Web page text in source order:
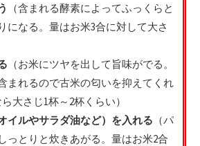
（含まれる酵素によってふっくらと
になる。量はお米3合に対して大さ
（お米にツヤを出して旨味がでる。
まれるので古米の匂いを抑えてくれ
大さじ1杯～2杯くらい）
イルやサラダ油など）を入れる （パ
っとりと炊きあがる。量はお米2合